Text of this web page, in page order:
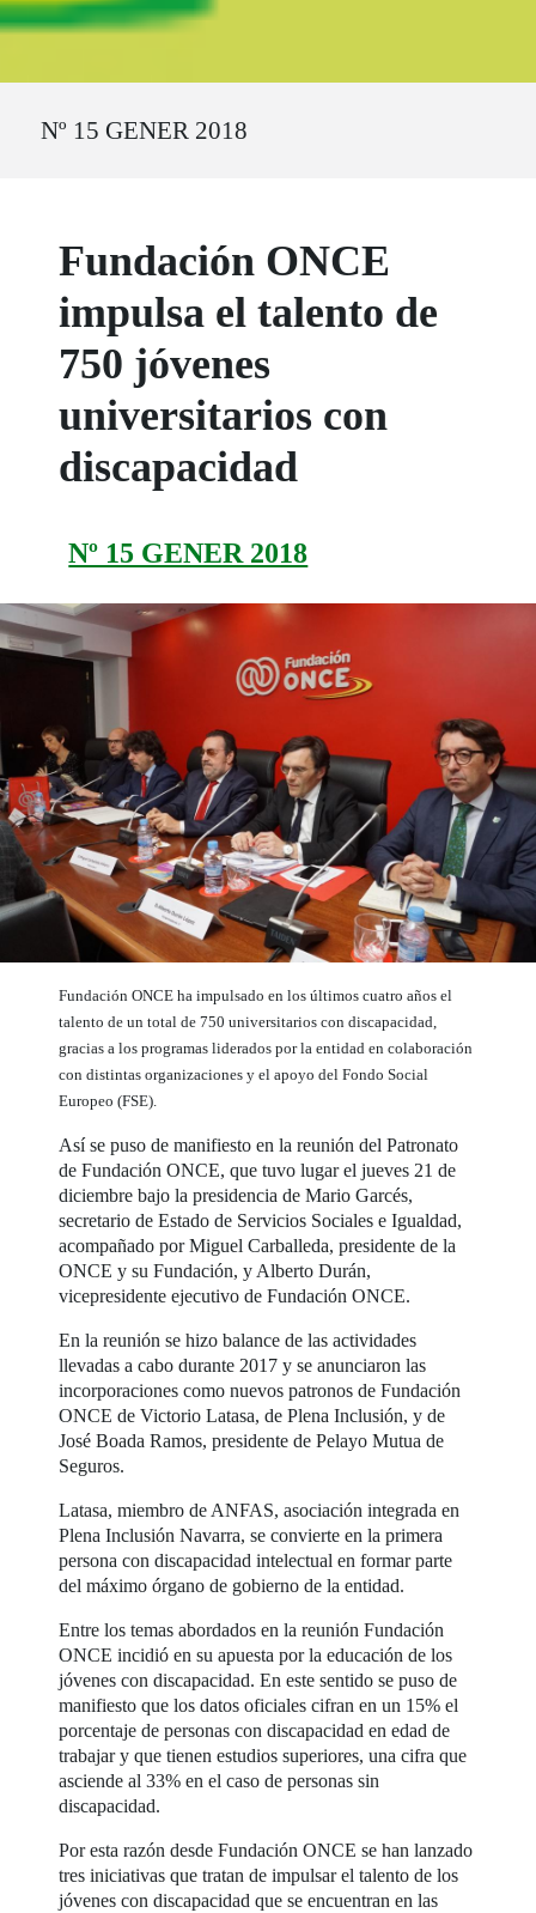
Nº 15 GENER 2018
Fundación ONCE
impulsa el talento de
750 jóvenes
universitarios con
discapacidad
Nº 15 GENER 2018
Fundación ONCE ha impulsado en los últimos cuatro años el
talento de un total de 750 universitarios con discapacidad,
gracias a los programas liderados por la entidad en colaboración
con distintas organizaciones y el apoyo del Fondo Social
Europeo (FSE).
Así se puso de manifiesto en la reunión del Patronato
de Fundación ONCE, que tuvo lugar el jueves 21 de
diciembre bajo la presidencia de Mario Garcés,
secretario de Estado de Servicios Sociales e Igualdad,
acompañado por Miguel Carballeda, presidente de la
ONCE y su Fundación, y Alberto Durán,
vicepresidente ejecutivo de Fundación ONCE.
En la reunión se hizo balance de las actividades
llevadas a cabo durante 2017 y se anunciaron las
incorporaciones como nuevos patronos de Fundación
ONCE de Victorio Latasa, de Plena Inclusión, y de
José Boada Ramos, presidente de Pelayo Mutua de
Seguros.
Latasa, miembro de ANFAS, asociación integrada en
Plena Inclusión Navarra, se convierte en la primera
persona con discapacidad intelectual en formar parte
del máximo órgano de gobierno de la entidad.
Entre los temas abordados en la reunión Fundación
ONCE incidió en su apuesta por la educación de los
jóvenes con discapacidad. En este sentido se puso de
manifiesto que los datos oficiales cifran en un 15% el
porcentaje de personas con discapacidad en edad de
trabajar y que tienen estudios superiores, una cifra que
asciende al 33% en el caso de personas sin
discapacidad.
Por esta razón desde Fundación ONCE se han lanzado
tres iniciativas que tratan de impulsar el talento de los
jóvenes con discapacidad que se encuentran en las